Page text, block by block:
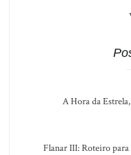
A Hora da
Flanar III: Roteiro para